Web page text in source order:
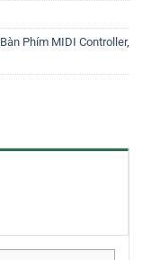
Bàn Phím MIDI Controller,